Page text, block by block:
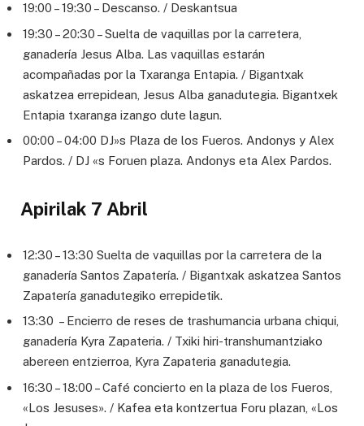
19:00 – 19:30 – Descanso. / Deskantsua
19:30 – 20:30 – Suelta de vaquillas por la carretera,
ganadería Jesus Alba. Las vaquillas estarán
acompañadas por la Txaranga Entapia. / Bigantxak
askatzea errepidean, Jesus Alba ganadutegia. Bigantxek
Entapia txaranga izango dute lagun.
00:00 – 04:00 DJ»s Plaza de los Fueros. Andonys y Alex
Pardos. / DJ «s Foruen plaza. Andonys eta Alex Pardos.
Apirilak 7 Abril
12:30 – 13:30 Suelta de vaquillas por la carretera de la
ganadería Santos Zapatería. / Bigantxak askatzea Santos
Zapatería ganadutegiko errepidetik.
13:30 – Encierro de reses de trashumancia urbana chiqui,
ganadería Kyra Zapateria. / Txiki hiri-transhumantziako
abereen entzierroa, Kyra Zapateria ganadutegia.
16:30 – 18:00 – Café concierto en la plaza de los Fueros,
«Los Jesuses». / Kafea eta kontzertua Foru plazan, «Los